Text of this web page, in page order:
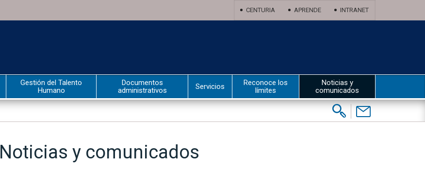
CENTURIA APRENDE INTRANET
Gestión del Talento
Humano
Documentos
administrativos
Servicios
Reconoce los
límites
Noticias y
comunicados
Buscar:
Contáctenos
Noticias y comunicados